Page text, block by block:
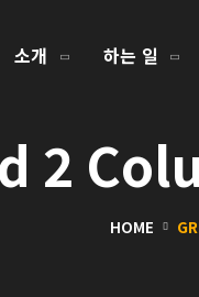
소개 하는 일
2
HOME